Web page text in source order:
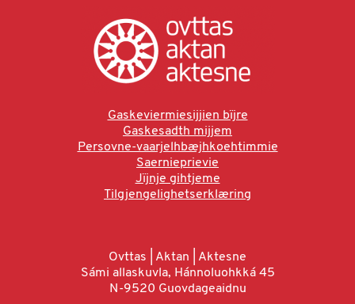
Gaskeviermiesijjien bïjre
Gaskesadth mijjem
Persovne-vaarjelhbæjhkoehtimmie
Saernieprievie
Jïjnje gihtjeme
Tilgjengelighetserklæring
Ovttas | Aktan | Aktesne
Sámi allaskuvla, Hánnoluohkká 45
N-9520 Guovdageaidnu